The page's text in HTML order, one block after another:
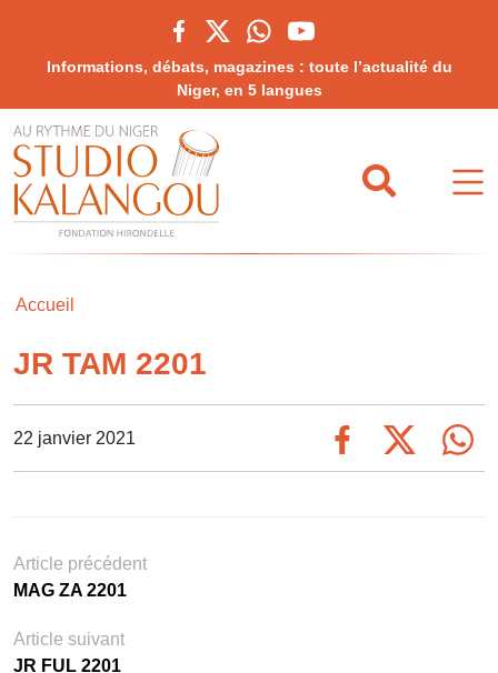
Informations, débats, magazines : toute l’actualité du
Niger, en 5 langues
Accueil
JR TAM 2201
22 janvier 2021
Article précédent
MAG ZA 2201
Article suivant
JR FUL 2201